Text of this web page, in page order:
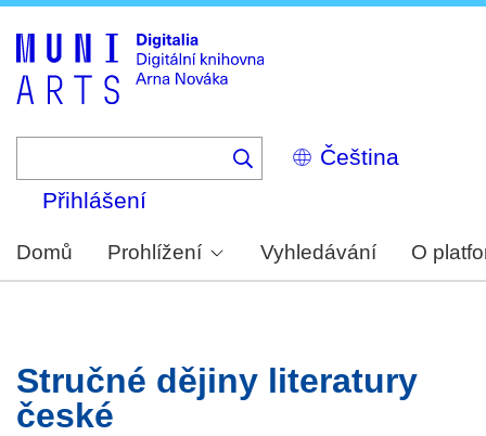
Select
your
Přihlášení
Domů Prohlížení Vyhledávání O
Stručné dějiny literatury
české